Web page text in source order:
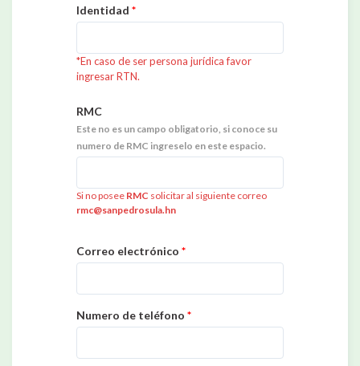
Identidad *
*En caso de ser persona jurídica favor
ingresar RTN.
RMC
Este no es un campo obligatorio, si conoce su
numero de RMC ingreselo en este espacio.
Si no posee RMC solicitar al siguiente correo
rmc@sanpedrosula.hn
Correo electrónico *
Numero de teléfono *